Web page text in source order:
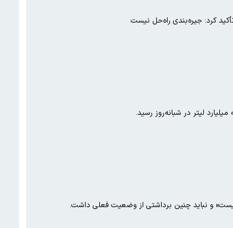
لیتر در شبانه‌روز رسید.
و نباید چنین برداشتی از وضعیت فعلی داشت.